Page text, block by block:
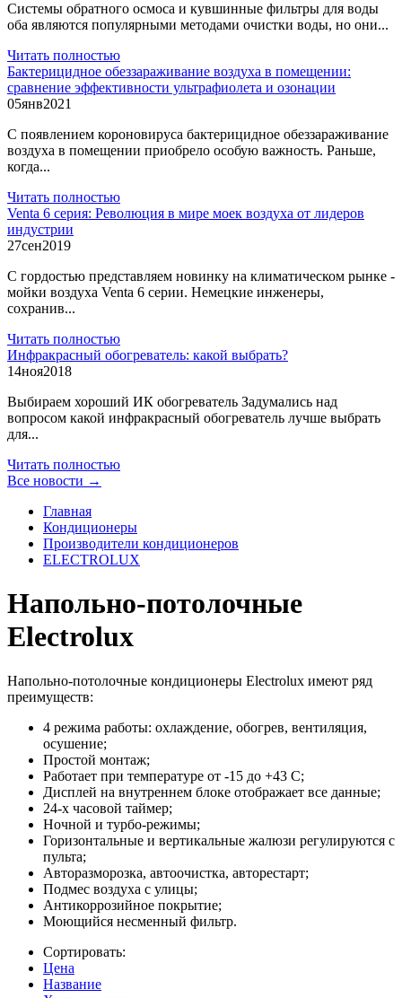
Системы обратного осмоса и кувшинные фильтры для воды
оба являются популярными методами очистки воды, но они...
Читать полностью
Бактерицидное обеззараживание воздуха в помещении:
сравнение эффективности ультрафиолета и озонации
05янв2021
С появлением короновируса бактерицидное обеззараживание
воздуха в помещении приобрело особую важность. Раньше,
когда...
Читать полностью
Venta 6 серия: Революция в мире моек воздуха от лидеров
индустрии
27сен2019
С гордостью представляем новинку на климатическом рынке -
мойки воздуха Venta 6 серии. Немецкие инженеры,
сохранив...
Читать полностью
Инфракрасный обогреватель: какой выбрать?
14ноя2018
Выбираем хороший ИК обогреватель Задумались над
вопросом какой инфракрасный обогреватель лучше выбрать
для...
Читать полностью
Все новости →
Главная
Кондиционеры
Производители кондиционеров
ELECTROLUX
Напольно-потолочные
Electrolux
Напольно-потолочные кондиционеры Electrolux имеют ряд
преимуществ:
4 режима работы: охлаждение, обогрев, вентиляция,
осушение;
Простой монтаж;
Работает при температуре от -15 до +43 С;
Дисплей на внутреннем блоке отображает все данные;
24-х часовой таймер;
Ночной и турбо-режимы;
Горизонтальные и вертикальные жалюзи регулируются с
пульта;
Авторазморозка, автоочистка, авторестарт;
Подмес воздуха с улицы;
Антикоррозийное покрытие;
Моющийся несменный фильтр.
Сортировать:
Цена
Название